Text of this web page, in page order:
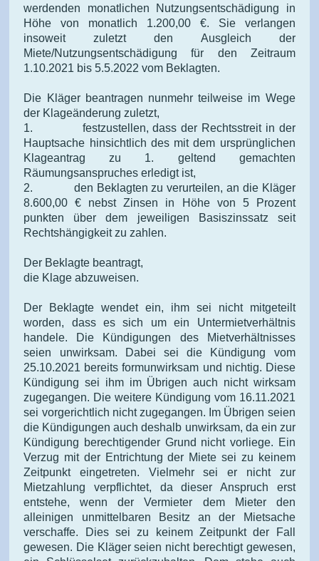
werdenden monatlichen Nutzungsentschädigung in
Höhe von monatlich 1.200,00 €. Sie verlangen
insoweit zuletzt den Ausgleich der
Miete/Nutzungsentschädigung für den Zeitraum
1.10.2021 bis 5.5.2022 vom Beklagten.
Die Kläger beantragen nunmehr teilweise im Wege
der Klageänderung zuletzt,
1. festzustellen, dass der Rechtsstreit in der
Hauptsache hinsichtlich des mit dem ursprünglichen
Klageantrag zu 1. geltend gemachten
Räumungsanspruches erledigt ist,
2. den Beklagten zu verurteilen, an die Kläger
8.600,00 € nebst Zinsen in Höhe von 5 Prozent
punkten über dem jeweiligen Basiszinssatz seit
Rechtshängigkeit zu zahlen.
Der Beklagte beantragt,
die Klage abzuweisen.
Der Beklagte wendet ein, ihm sei nicht mitgeteilt
worden, dass es sich um ein Untermietverhältnis
handele. Die Kündigungen des Mietverhältnisses
seien unwirksam. Dabei sei die Kündigung vom
25.10.2021 bereits formunwirksam und nichtig. Diese
Kündigung sei ihm im Übrigen auch nicht wirksam
zugegangen. Die weitere Kündigung vom 16.11.2021
sei vorgerichtlich nicht zugegangen. Im Übrigen seien
die Kündigungen auch deshalb unwirksam, da ein zur
Kündigung berechtigender Grund nicht vorliege. Ein
Verzug mit der Entrichtung der Miete sei zu keinem
Zeitpunkt eingetreten. Vielmehr sei er nicht zur
Mietzahlung verpflichtet, da dieser Anspruch erst
entstehe, wenn der Vermieter dem Mieter den
alleinigen unmittelbaren Besitz an der Mietsache
verschaffe. Dies sei zu keinem Zeitpunkt der Fall
gewesen. Die Kläger seien nicht berechtigt gewesen,